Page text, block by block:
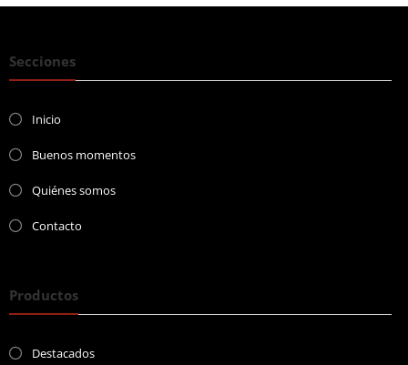
Secciones
Inicio
Buenos momentos
Quiénes somos
Contacto
Productos
Destacados